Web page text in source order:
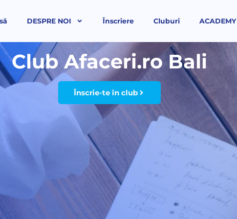
DESPRE NOI Înscriere Cluburi ACADEMY
Club Afaceri.ro Bali
Înscrie-te în club